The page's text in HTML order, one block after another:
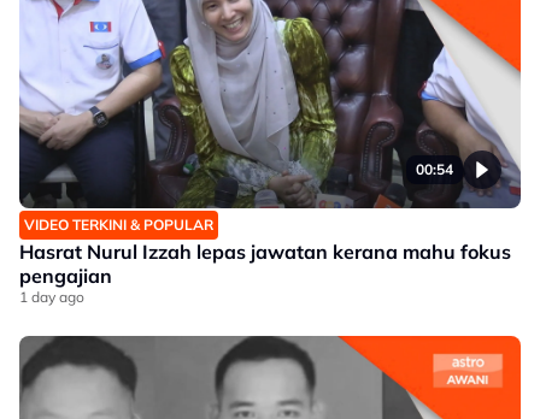
00:54
VIDEO TERKINI & POPULAR
Hasrat Nurul Izzah lepas jawatan kerana mahu fokus
pengajian
1 day ago